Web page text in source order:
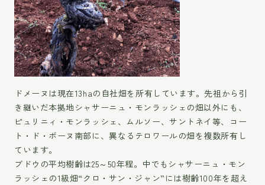
ドメーヌは現在13haの自社畑を所有しています。先祖から引
き継いだ本拠地シャサーニュ・モンラッシェの畑以外にも、
ピュリニィ・モンラッシェ、ムルソー、サントネイ等、コー
ト・ド・ボーヌ南部に、異なるテロワールの畑を複数所有し
ています。
ブドウの平均樹齢は25～50年程。中でもシャサーニュ・モン
ラッシェの1級畑“クロ・サン・ジャン”には樹齢100年を超え